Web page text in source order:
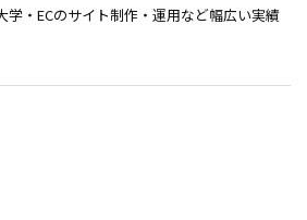
学・ECのサイト制作・運用など幅広い実績